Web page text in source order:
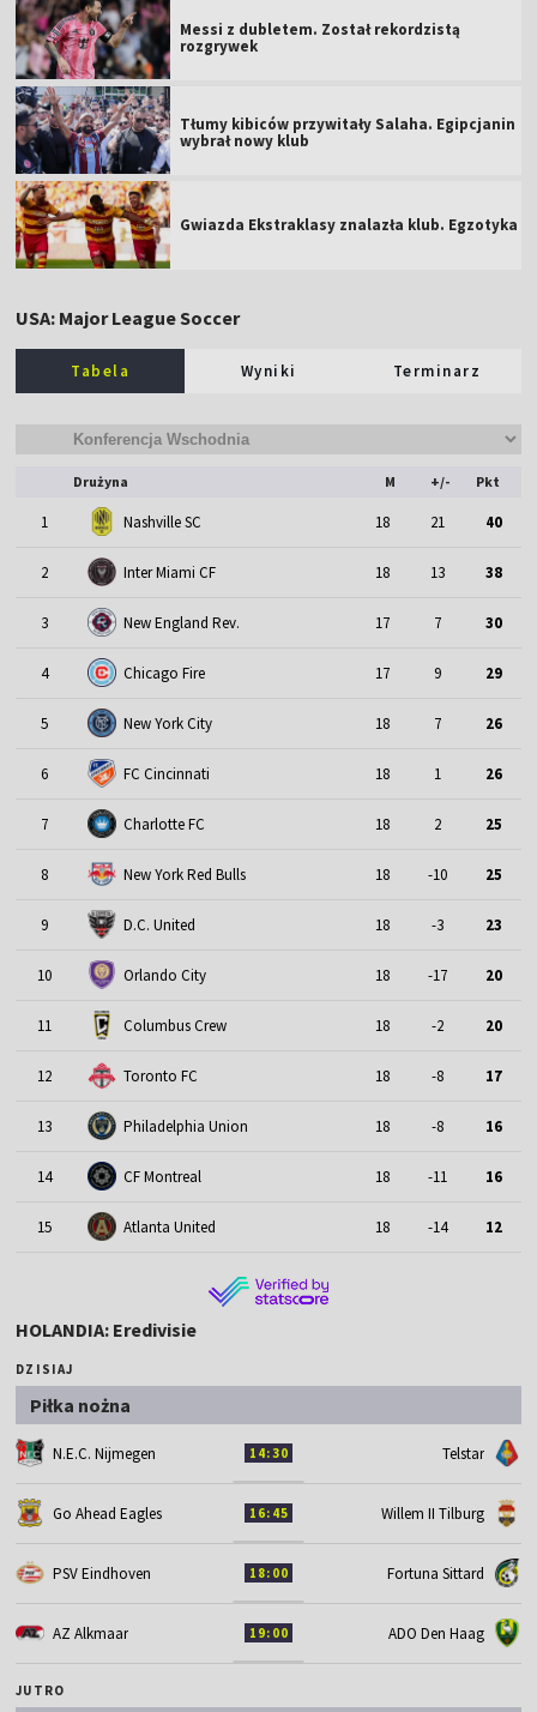
Messi z dubletem. Został rekordzistą
rozgrywek
Tłumy kibiców przywitały Salaha. Egipcjanin
wybrał nowy klub
Gwiazda Ekstraklasy znalazła klub. Egzotyka
USA: Major League Soccer
Tabela Wyniki Terminarz
Drużyna M +/- Pkt
1 Nashville SC 18 21 40
2 Inter Miami CF 18 13 38
3 New England Rev. 17 7 30
4 Chicago Fire 17 9 29
5 New York City 18 7 26
6 FC Cincinnati 18 1 26
7 Charlotte FC 18 2 25
8 New York Red Bulls 18 -10 25
9 D.C. United 18 -3 23
10 Orlando City 18 -17 20
11 Columbus Crew 18 -2 20
12 Toronto FC 18 -8 17
13 Philadelphia Union 18 -8 16
14 CF Montreal 18 -11 16
15 Atlanta United 18 -14 12
HOLANDIA: Eredivisie
DZISIAJ
Piłka nożna
N.E.C. Nijmegen 14:30 Telstar
Go Ahead Eagles 16:45 Willem II Tilburg
PSV Eindhoven 18:00 Fortuna Sittard
AZ Alkmaar 19:00 ADO Den Haag
JUTRO